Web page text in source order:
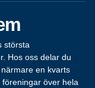
största
Hos oss delar du
en kvarts
över hela